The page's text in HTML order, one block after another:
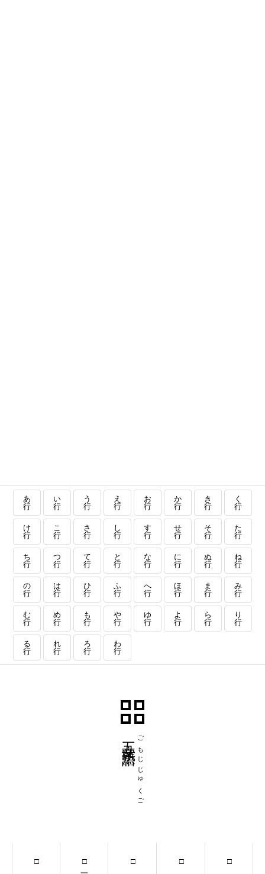
あ
行
い
行
う
行
え
行
お
行
か
行
き
行
く
行
け
行
こ
行
さ
行
し
行
す
行
せ
行
そ
行
た
行
ち
行
つ
行
て
行
と
行
な
行
に
行
ぬ
行
ね
行
の
行
は
行
ひ
行
ふ
行
へ
行
ほ
行
ま
行
み
行
む
行
め
行
も
行
や
行
ゆ
行
よ
行
ら
行
り
行
る
行
れ
行
ろ
行
わ
行
ごもじじゅくご